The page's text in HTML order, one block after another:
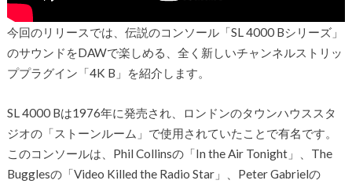
今回のリリースでは、伝説のコンソール「SL 4000 Bシリーズ」
のサウンドをDAWで楽しめる、全く新しいチャンネルストリッ
ププラグイン「4K B」を紹介します。
SL 4000 Bは1976年に発売され、ロンドンのタウンハウススタ
ジオの「ストーンルーム」で使用されていたことで有名です。
このコンソールは、Phil Collinsの「In the Air Tonight」、The
Bugglesの「Video Killed the Radio Star」、Peter Gabrielの